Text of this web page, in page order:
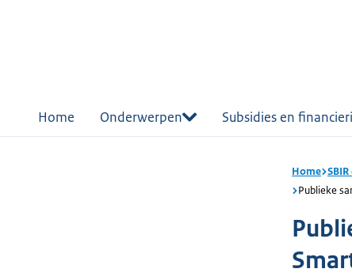
Home Onderwerpen Subsidies en
Home
Publieke